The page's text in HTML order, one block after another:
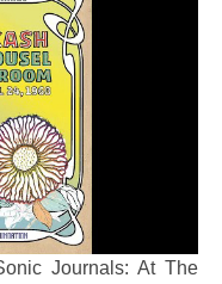
Journals: At The